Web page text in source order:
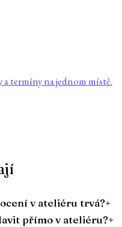
termíny na jednom místě.
v ateliéru trvá?+
přímo v ateliéru?+